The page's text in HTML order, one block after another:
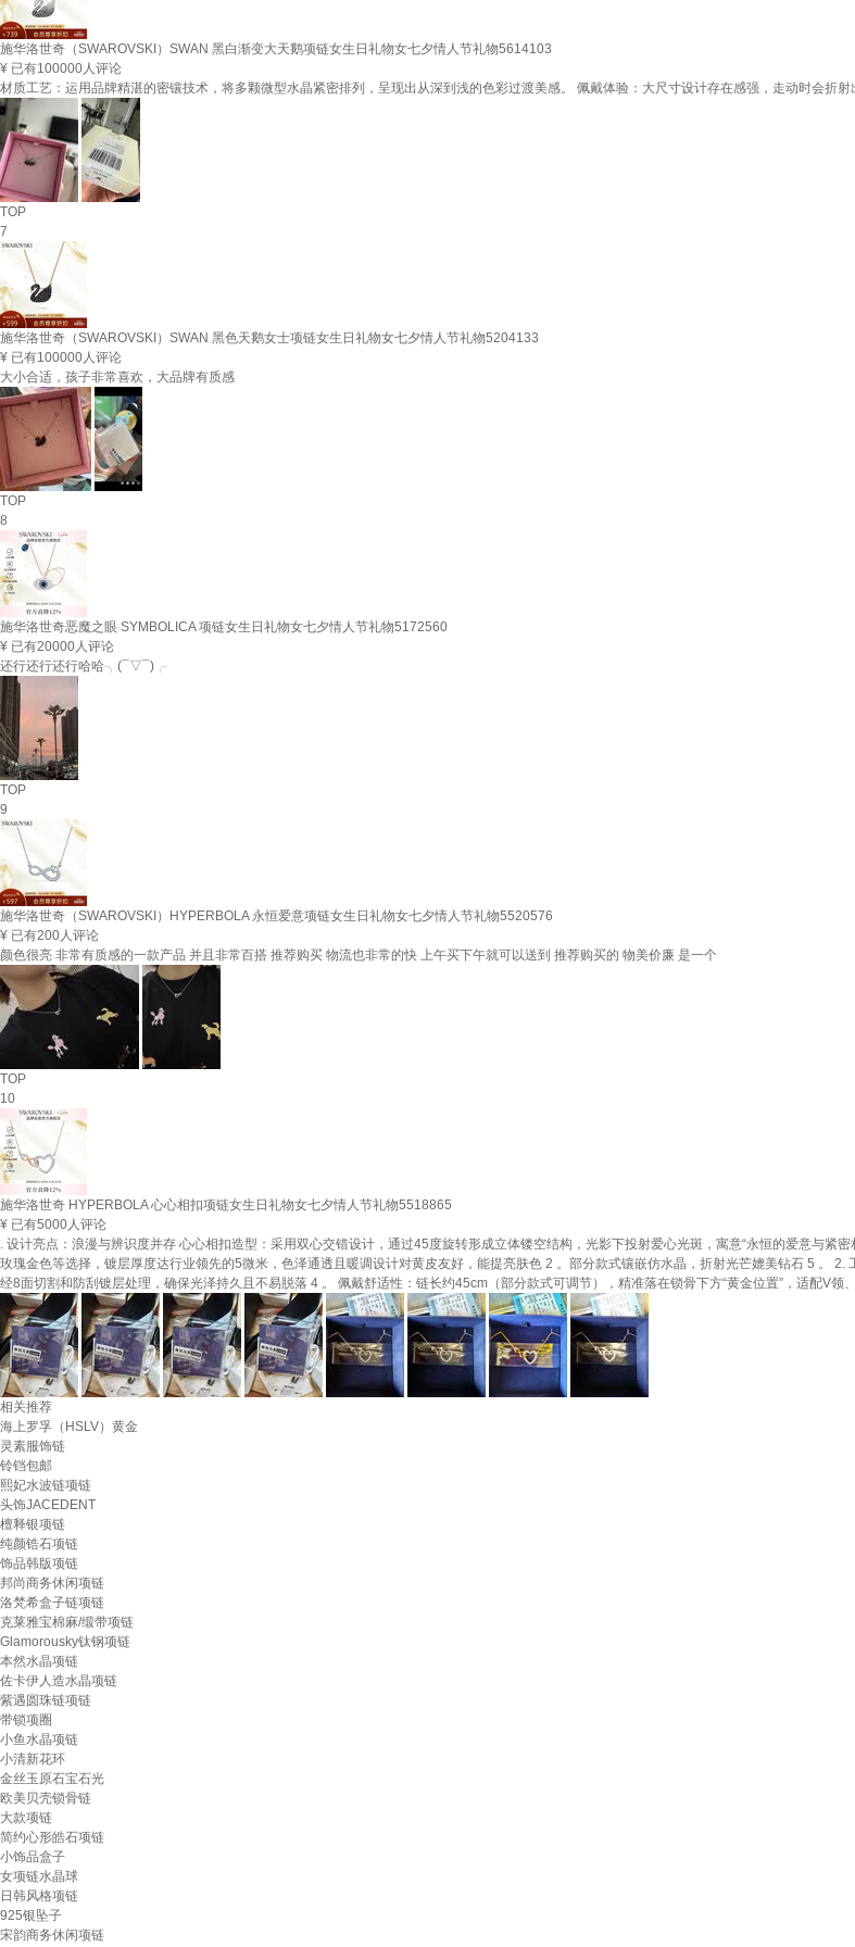
施华洛世奇（SWAROVSKI）SWAN 黑白渐变大天鹅项链女生日礼物女七夕情人节礼物5614103
¥ 已有100000人评论
材质工艺：运用品牌精湛的密镶技术，将多颗微型水晶紧密排列，呈现出从深到浅的色彩过渡美感。 佩戴体验：大尺寸设计存在感强，走动时会折
TOP
7
施华洛世奇（SWAROVSKI）SWAN 黑色天鹅女士项链女生日礼物女七夕情人节礼物5204133
¥ 已有100000人评论
大小合适，孩子非常喜欢，大品牌有质感
TOP
8
施华洛世奇恶魔之眼 SYMBOLICA 项链女生日礼物女七夕情人节礼物5172560
¥ 已有20000人评论
还行还行还行哈哈╮(¯▽¯)╭
TOP
9
施华洛世奇（SWAROVSKI）HYPERBOLA 永恒爱意项链女生日礼物女七夕情人节礼物5520576
¥ 已有200人评论
颜色很亮 非常有质感的一款产品 并且非常百搭 推荐购买 物流也非常的快 上午买下午就可以送到 推荐购买的 物美价廉 是一个
TOP
10
施华洛世奇 HYPERBOLA 心心相扣项链女生日礼物女七夕情人节礼物5518865
¥ 已有5000人评论
. 设计亮点：浪漫与辨识度并存 心心相扣造型：采用双心交错设计，通过45度旋转形成立体镂空结构，光影下投射爱心光斑，寓意“永恒的爱意与紧
玫瑰金色等选择，镀层厚度达行业领先的5微米，色泽通透且暖调设计对黄皮友好，能提亮肤色 2 。部分款式镶嵌仿水晶，折射光芒媲美钻石 5 。
经8面切割和防刮镀层处理，确保光泽持久且不易脱落 4 。 佩戴舒适性：链长约45cm（部分款式可调节），精准落在锁骨下方“黄金位置”，适配V领
相关推荐
海上罗孚（HSLV）黄金
灵素服饰链
铃铛包邮
熙妃水波链项链
头饰JACEDENT
檀释银项链
纯颜锆石项链
饰品韩版项链
邦尚商务休闲项链
洛梵希盒子链项链
克莱雅宝棉麻/缎带项链
Glamorousky钛钢项链
本然水晶项链
佐卡伊人造水晶项链
紫遇圆珠链项链
带锁项圈
小鱼水晶项链
小清新花环
金丝玉原石宝石光
欧美贝壳锁骨链
大款项链
简约心形皓石项链
小饰品盒子
女项链水晶球
日韩风格项链
925银坠子
宋韵商务休闲项链